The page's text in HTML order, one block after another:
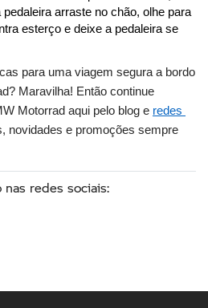
arraste no chão, olhe para
esterço e deixe a pedaleira se
para uma viagem segura a bordo
Maravilha! Então continue
Motorrad aqui pelo blog e redes
novidades e promoções sempre
redes sociais: